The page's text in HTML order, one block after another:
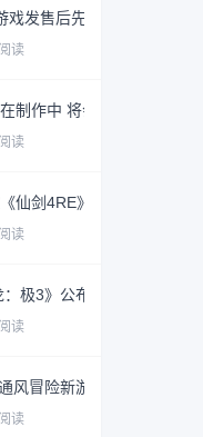
戏发售后先去旅行 玩完再
读
制作中 将会被打造成一款
读
仙剑4RE》抄袭《光与影
读
极3》公布PC平台硬件配
读
风冒险新游《长日将尽》
读